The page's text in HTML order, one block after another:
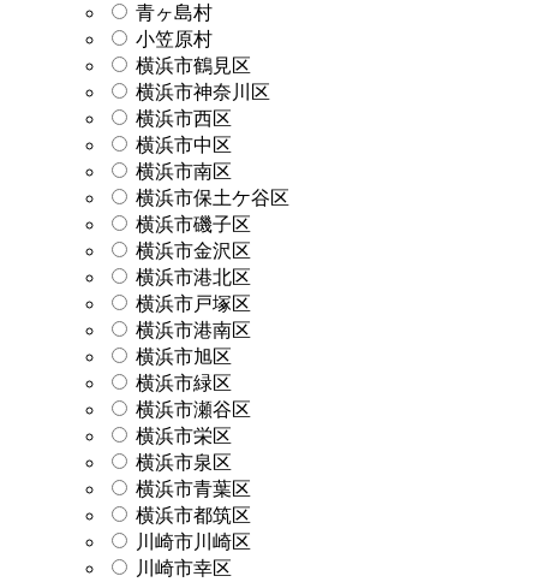
青ヶ島村
小笠原村
横浜市鶴見区
横浜市神奈川区
横浜市西区
横浜市中区
横浜市南区
横浜市保土ケ谷区
横浜市磯子区
横浜市金沢区
横浜市港北区
横浜市戸塚区
横浜市港南区
横浜市旭区
横浜市緑区
横浜市瀬谷区
横浜市栄区
横浜市泉区
横浜市青葉区
横浜市都筑区
川崎市川崎区
川崎市幸区